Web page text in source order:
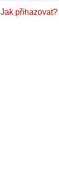
Jak přihazovat?